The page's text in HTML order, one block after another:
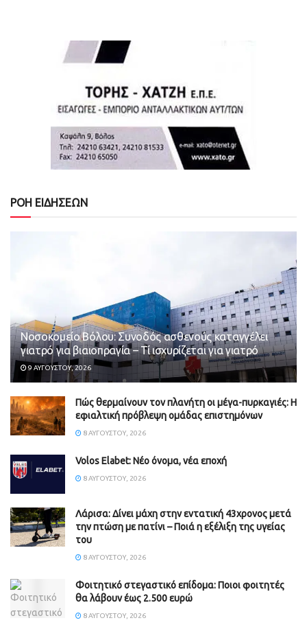
ΡΟΗ ΕΙΔΗΣΕΩΝ
Νοσοκομείο Βόλου: Συνοδός ασθενούς καταγγέλει
γιατρό για βιαιοπραγία – Τί ισχυρίζεται για γιατρό
9 ΑΥΓΟΎΣΤΟΥ, 2026
Πώς θερμαίνουν τον πλανήτη οι μέγα-πυρκαγιές: Η
εφιαλτική πρόβλεψη ομάδας επιστημόνων
8 ΑΥΓΟΎΣΤΟΥ, 2026
Volos Elabet: Νέο όνομα, νέα εποχή
8 ΑΥΓΟΎΣΤΟΥ, 2026
Λάρισα: Δίνει μάχη στην εντατική 43χρονος μετά
την πτώση με πατίνι – Ποιά η εξέλιξη της υγείας
του
8 ΑΥΓΟΎΣΤΟΥ, 2026
Φοιτητικό στεγαστικό επίδομα: Ποιοι φοιτητές
θα λάβουν έως 2.500 ευρώ
8 ΑΥΓΟΎΣΤΟΥ, 2026